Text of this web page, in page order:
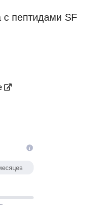
пептидами SF